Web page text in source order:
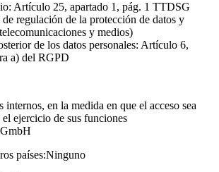
Artículo 25, apartado 1, pág. 1 TTDSG
regulación de la protección de datos y
y medios)
de los datos personales: Artículo 6,
a) del RGPD
internos, en la medida en que el acceso sea
el ejercicio de sus funciones
países:Ninguno